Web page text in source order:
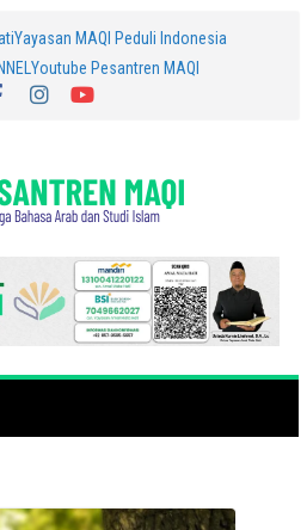
Yayasan MAQI Peduli Indonesia
Youtube Pesantren MAQI